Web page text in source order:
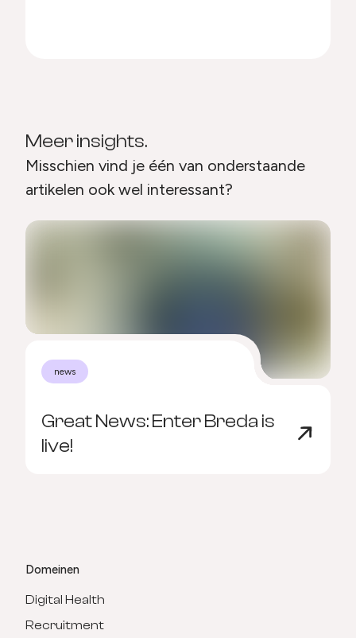
Meer insights.
Misschien vind je één van onderstaande
artikelen ook wel interessant?
news
Great News: Enter Breda is
live!
Domeinen
Digital Health
Recruitment